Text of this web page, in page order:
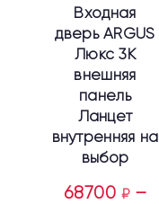
Входная
дверь ARGUS
Люкс 3К
внешняя
панель
Ланцет
внутренняя на
выбор
68700 ₽ –
на
странице
товара.